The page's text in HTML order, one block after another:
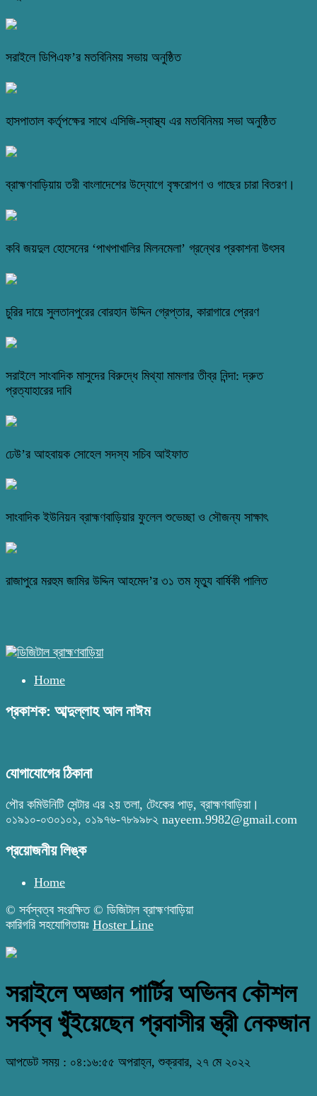
সরাইলে ডিপিএফ’র মতবিনিময় সভায় অনুষ্ঠিত
হাসপাতাল কর্তৃপক্ষের সাথে এসিজি-স্বাস্থ্য এর মতবিনিময় সভা অনুষ্ঠিত
ব্রাহ্মণবাড়িয়ায় তরী বাংলাদেশের উদ্যোগে বৃক্ষরোপণ ও গাছের চারা বিতরণ।
কবি জয়দুল হোসেনের ‘পাখপাখালির মিলনমেলা’ গ্রন্থের প্রকাশনা উৎসব
চুরির দায়ে সুলতানপুরের বোরহান উদ্দিন গ্রেপ্তার, কারাগারে প্রেরণ
সরাইলে সাংবাদিক মাসুদের বিরুদ্ধে মিথ্যা মামলার তীব্র নিন্দা: দ্রুত
প্রত্যাহারের দাবি
ঢেউ’র আহবায়ক সোহেল সদস্য সচিব আইফাত
সাংবাদিক ইউনিয়ন ব্রাহ্মণবাড়িয়ার ফুলেল শুভেচ্ছা ও সৌজন্য সাক্ষাৎ
রাজাপুরে মরহুম জামির উদ্দিন আহমেদ’র ৩১ তম মৃত্যু বার্ষিকী পালিত
Home
প্রকাশক: আব্দুল্লাহ আল নাঈম
যোগাযোগের ঠিকানা
পৌর কমিউনিটি সেন্টার এর ২য় তলা, টেংকের পাড়, ব্রাহ্মণবাড়িয়া।
০১৯১০-০৩০১০১, ০১৯৭৬-৭৮৯৯৮২ nayeem.9982@gmail.com
প্রয়োজনীয় লিঙ্ক
Home
© সর্বস্বত্ব সংরক্ষিত © ডিজিটাল ব্রাহ্মণবাড়িয়া
কারিগরি সহযোগিতায়ঃ Hoster Line
সরাইলে অজ্ঞান পার্টির অভিনব কৌশল
সর্বস্ব খুঁইয়েছেন প্রবাসীর স্ত্রী নেকজান
আপডেট সময় : ০৪:১৬:৫৫ অপরাহ্ন, শুক্রবার, ২৭ মে ২০২২